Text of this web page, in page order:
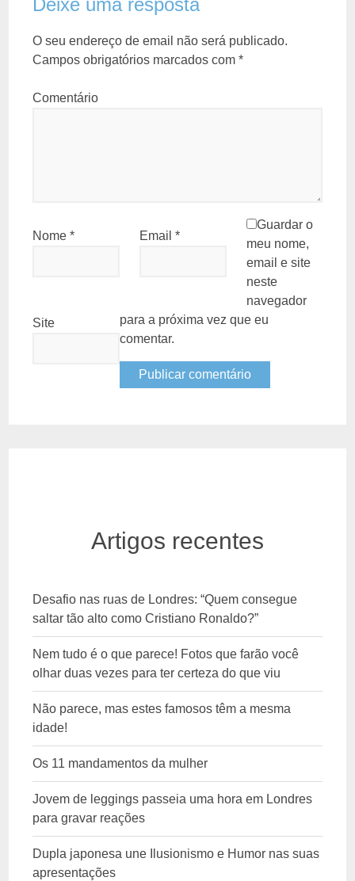
Deixe uma resposta
O seu endereço de email não será publicado.
Campos obrigatórios marcados com*
Comentário
Nome* Email *
Site
Guardar o
meu nome,
email e site
neste
navegador
para a próxima vez que eu
comentar.
Artigos recentes
Desafio nas ruas de Londres: “Quem consegue
saltar tão alto como Cristiano Ronaldo?”
Nem tudo é o que parece! Fotos que farão você
olhar duas vezes para ter certeza do que viu
Não parece, mas estes famosos têm a mesma
idade!
Os 11 mandamentos da mulher
Jovem de leggings passeia uma hora em Londres
para gravar reações
Dupla japonesa une Ilusionismo e Humor nas suas
apresentações